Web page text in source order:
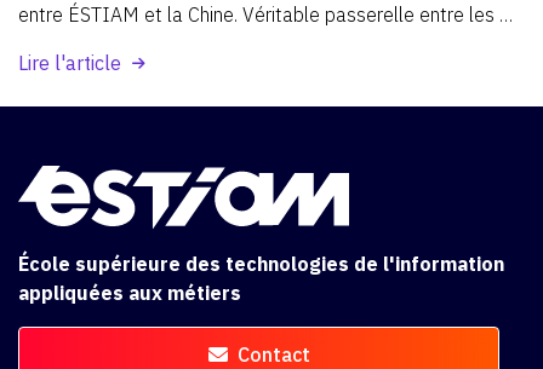
entre ÉSTIAM et la Chine. Véritable passerelle entre les
international
permet
expérience académique et humaine unique, au cœur d’un
Lire l'article
École supérieure des technologies de l'information
appliquées aux métiers
Contact